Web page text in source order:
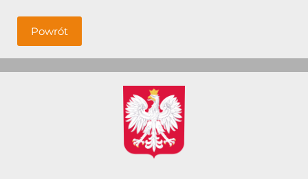
Powrót